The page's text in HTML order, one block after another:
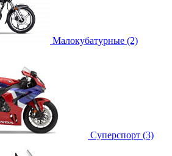
Малокубатурные (2)
Суперспорт (3)